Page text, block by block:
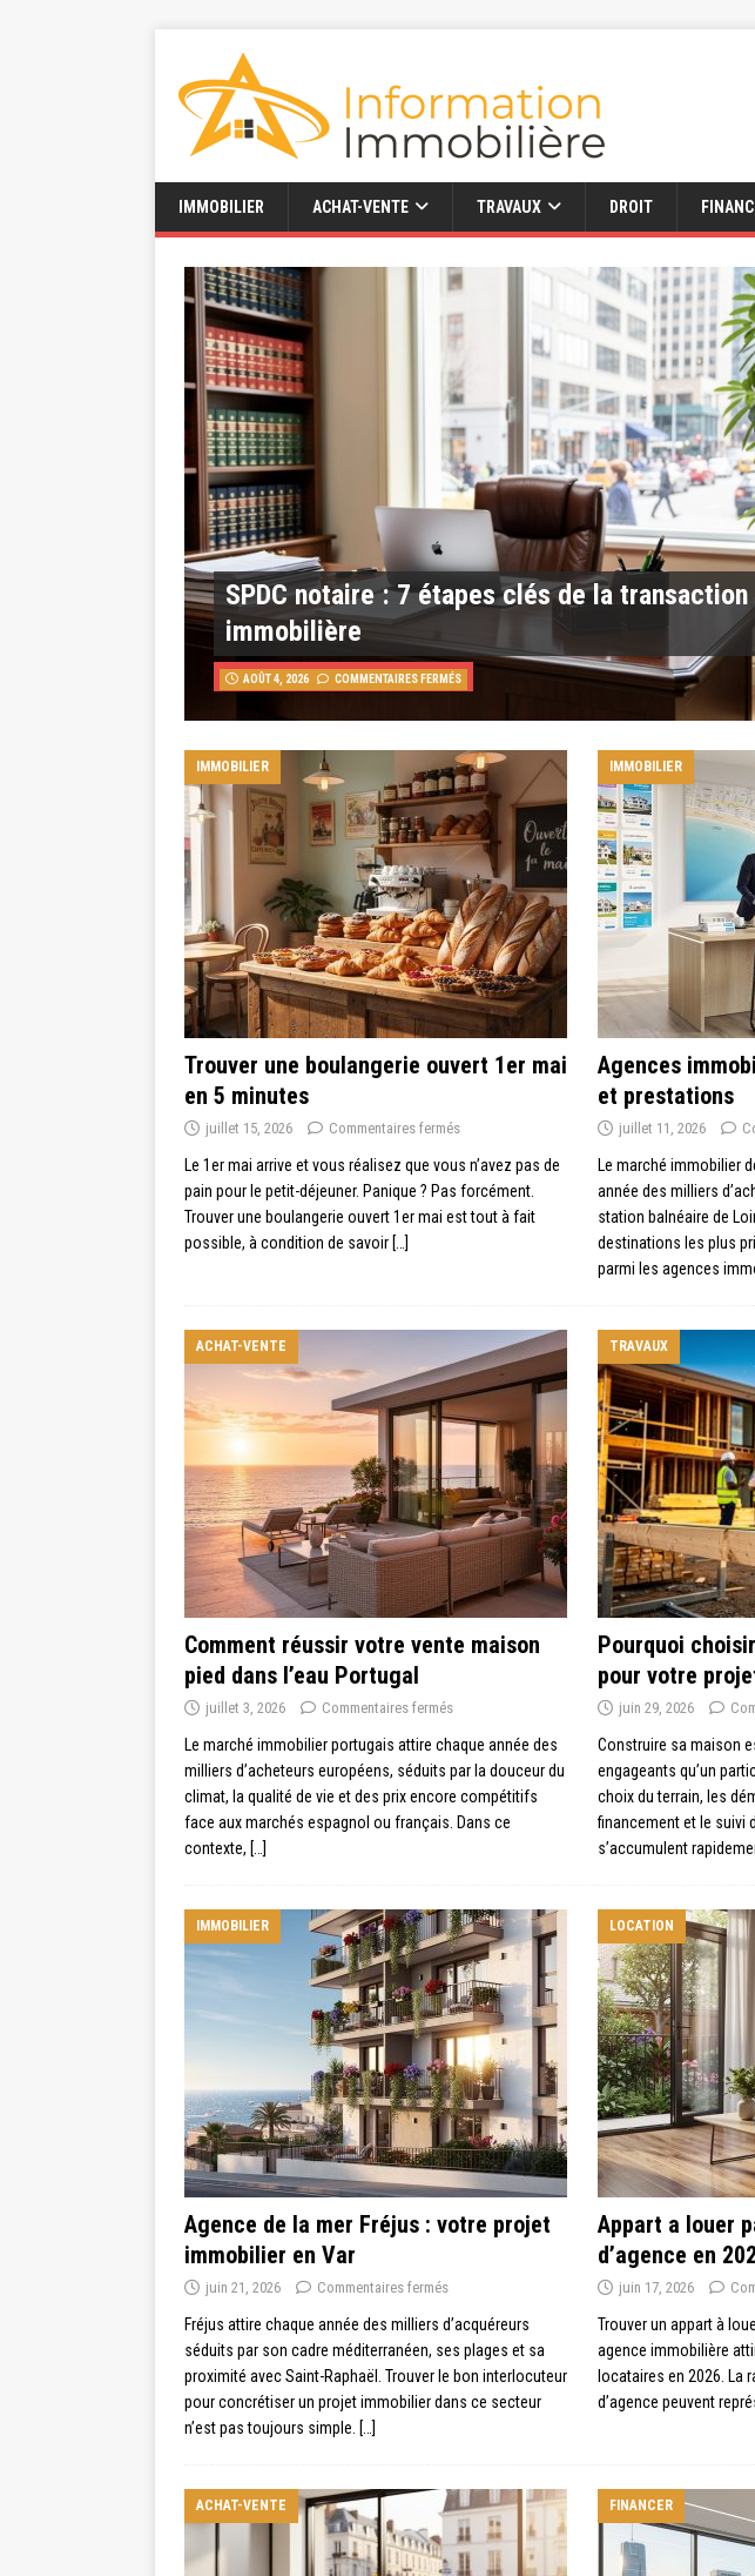
IMMOBILIER ACHAT-VENTE TRAVAUX DROIT
SPDC notaire : 7 étapes clés de la transaction
immobilière
AOÛT 4, 2026 COMMENTAIRES FERMÉS
IMMOBILIER
Trouver une boulangerie ouvert 1er mai
en 5 minutes
juillet 15, 2026 Commentaires fermés
Le 1er mai arrive et vous réalisez que vous n’avez pas de
pain pour le petit-déjeuner. Panique ? Pas forcément.
Trouver une boulangerie ouvert 1er mai est tout à fait
possible, à condition de savoir […]
IMMOBILIER
Agences
et prestations
juillet 11, 2026
Le marché immobilier
année des milliers
station balnéaire de
destinations les plus
parmi les agences
ACHAT-VENTE
Comment réussir votre vente maison
pied dans l’eau Portugal
juillet 3, 2026 Commentaires fermés
Le marché immobilier portugais attire chaque année des
milliers d’acheteurs européens, séduits par la douceur du
climat, la qualité de vie et des prix encore compétitifs
face aux marchés espagnol ou français. Dans ce
contexte, […]
TRAVAUX
Pourquoi
pour votre
juin 29, 2026
Construire sa maison
engageants qu’un
choix du terrain, les
financement et le suivi
s’accumulent
IMMOBILIER
Agence de la mer Fréjus : votre projet
immobilier en Var
juin 21, 2026 Commentaires fermés
Fréjus attire chaque année des milliers d’acquéreurs
séduits par son cadre méditerranéen, ses plages et sa
proximité avec Saint-Raphaël. Trouver le bon interlocuteur
pour concrétiser un projet immobilier dans ce secteur
n’est pas toujours simple. […]
LOCATION
Appart a louer
d’agence en
juin 17, 2026
Trouver un appart à
agence immobilière
locataires en 2026. La
d’agence peuvent
ACHAT-VENTE FINANCER